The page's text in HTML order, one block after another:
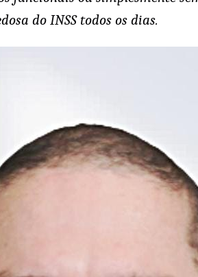
do INSS todos os dias.